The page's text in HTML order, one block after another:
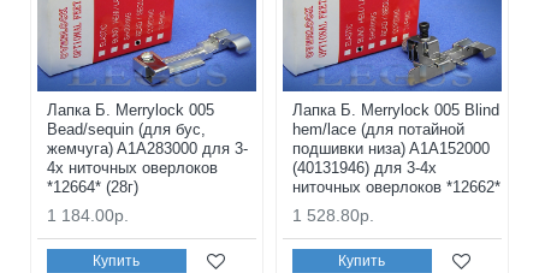
Лапка Б. Merrylock 005
Bead/sequin (для бус,
жемчуга) A1A283000 для 3-
4х ниточных оверлоков
*12664* (28г)
1 184.00р.
Купить
Лапка Б. Merrylock 005 Blind
hem/lace (для потайной
подшивки низа) A1A152000
(40131946) для 3-4х
ниточных оверлоков *12662*
1 528.80р.
Купить